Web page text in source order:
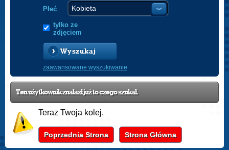
Płeć
tylko ze
zdjęciem
Wyszukaj
zaawansowane wyszukiwanie
Ten użytkownik znalazł już to czego szukał.
Teraz Twoja kolej.
Poprzednia Strona Strona Główna